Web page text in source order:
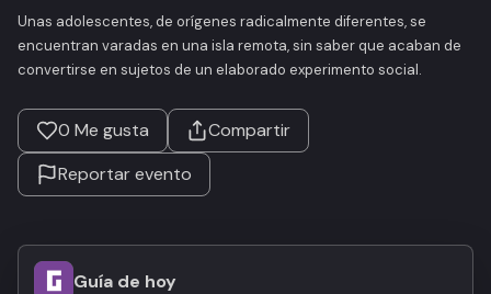
Unas adolescentes, de orígenes radicalmente diferentes, se
encuentran varadas en una isla remota, sin saber que acaban de
convertirse en sujetos de un elaborado experimento social.
0 Me gusta
Compartir
Reportar evento
Guía de hoy